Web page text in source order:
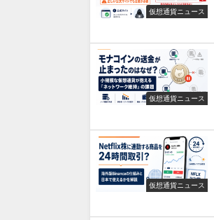
仮想通貨ニュース
仮想通貨ニュース
仮想通貨ニュース